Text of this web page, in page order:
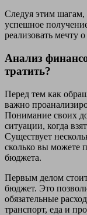
Следуя этим шагам,
успешное
реализовать мечту
Анализ
тратить?
Перед тем как
важно
Понимание своих
ситуации, когда
Существует
сколько вы можете
бюджета.
Первым делом
бюджет. Это
обязательные
транспорт, еда и